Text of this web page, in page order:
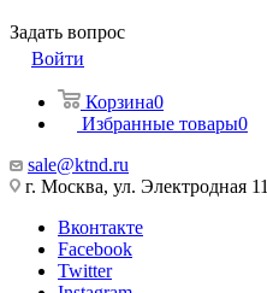
Задать вопрос
Войти
Корзина0
Избранные товары0
sale@ktnd.ru
г. Москва, ул. Электродная 11
Вконтакте
Facebook
Twitter